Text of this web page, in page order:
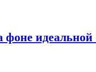
идеальной